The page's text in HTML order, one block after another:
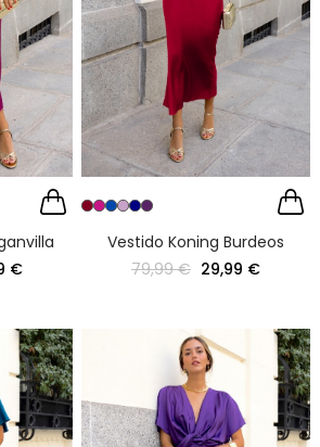
€
Vestido Koning Burdeos
79,99 € 29,99 €